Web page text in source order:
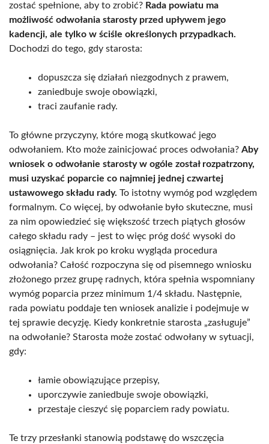
zostać spełnione, aby to zrobić? Rada powiatu ma
możliwość odwołania starosty przed upływem jego
kadencji, ale tylko w ściśle określonych przypadkach.
Dochodzi do tego, gdy starosta:
dopuszcza się działań niezgodnych z prawem,
zaniedbuje swoje obowiązki,
traci zaufanie rady.
To główne przyczyny, które mogą skutkować jego
odwołaniem. Kto może zainicjować proces odwołania? Aby
wniosek o odwołanie starosty w ogóle został rozpatrzony,
musi uzyskać poparcie co najmniej jednej czwartej
ustawowego składu rady. To istotny wymóg pod względem
formalnym. Co więcej, by odwołanie było skuteczne, musi
za nim opowiedzieć się większość trzech piątych głosów
całego składu rady – jest to więc próg dość wysoki do
osiągnięcia. Jak krok po kroku wygląda procedura
odwołania? Całość rozpoczyna się od pisemnego wniosku
złożonego przez grupę radnych, która spełnia wspomniany
wymóg poparcia przez minimum 1/4 składu. Następnie,
rada powiatu poddaje ten wniosek analizie i podejmuje w
tej sprawie decyzję. Kiedy konkretnie starosta „zasługuje”
na odwołanie? Starosta może zostać odwołany w sytuacji,
gdy:
łamie obowiązujące przepisy,
uporczywie zaniedbuje swoje obowiązki,
przestaje cieszyć się poparciem rady powiatu.
Te trzy przesłanki stanowią podstawę do wszczęcia